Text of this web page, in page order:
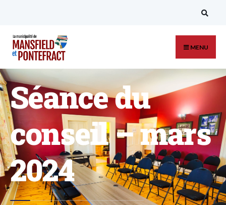
MENU
Séance du
conseil – mars
2024